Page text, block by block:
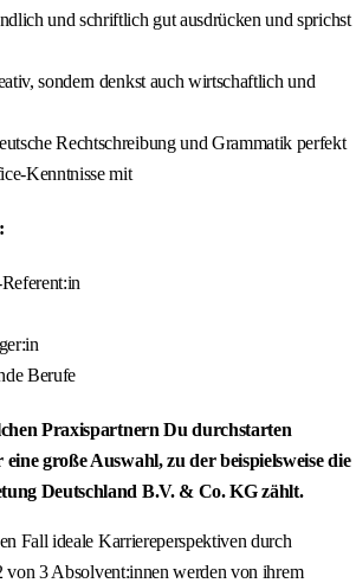
und schriftlich gut ausdrücken und sprichst
sondern denkst auch wirtschaftlich und
Rechtschreibung und Grammatik perfekt
Kenntnisse mit
Berufe
Praxispartnern Du durchstarten
große Auswahl, zu der beispielsweise die
Deutschland B.V. & Co. KG zählt.
Fall ideale Karriereperspektiven durch
von 3 Absolvent:innen werden von ihrem